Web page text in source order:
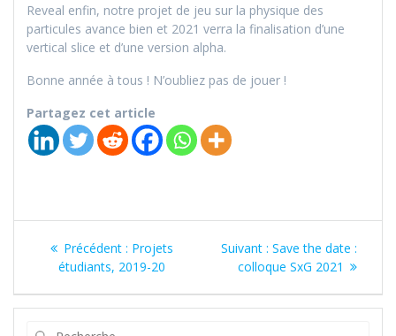
Reveal enfin, notre projet de jeu sur la physique des
particules avance bien et 2021 verra la finalisation d’une
vertical slice et d’une version alpha.
Bonne année à tous ! N’oubliez pas de jouer !
Partagez cet article
Navigation
l’article
Précédent : Article
précédent
Projets
étudiants, 2019-20
Suivant : Article
suivant
Save the date :
colloque SxG 2021